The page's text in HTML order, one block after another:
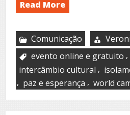
Read More
Comunicação
evento online e gratuito ,
intercâmbio cultural ,
, paz e esperança , world